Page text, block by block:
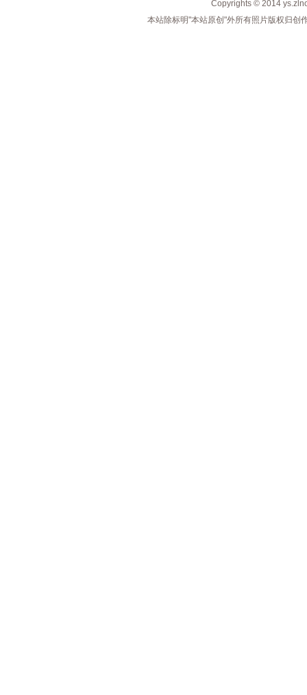
Copyrights © 2014
本站除标明"本站原创"外所有照片版权归创